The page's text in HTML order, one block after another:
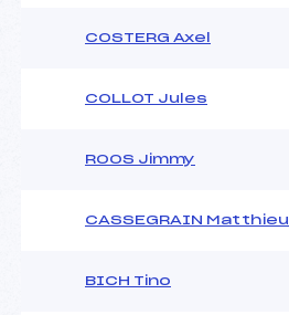
COSTERG Axel
COLLOT Jules
ROOS Jimmy
CASSEGRAIN Matthieu
BICH Tino